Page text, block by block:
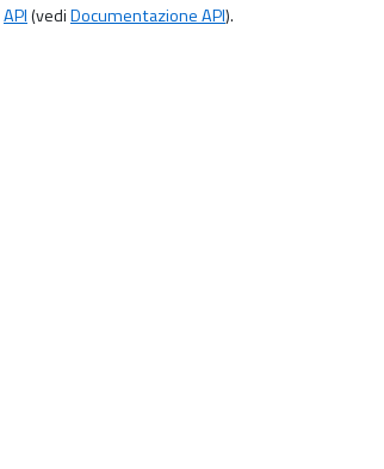
API(vediDocumentazione API).